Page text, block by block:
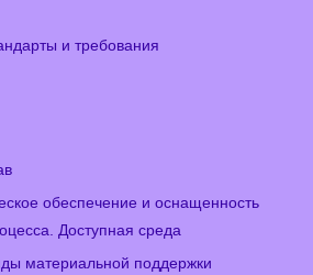
и требования
обеспечение и оснащенность
Доступная среда
материальной поддержки